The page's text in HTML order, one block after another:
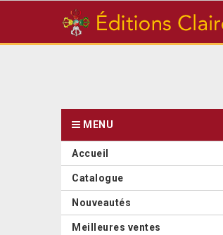
MENU
Accueil
Catalogue
Nouveautés
Meilleures ventes